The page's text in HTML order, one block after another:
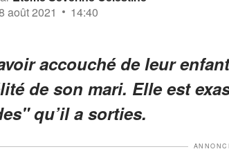
août 2021
14:40
accouché de leur
de son mari. Elle est
qu’il a sorties.